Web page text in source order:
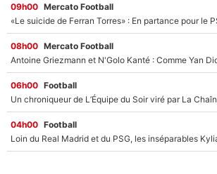
09h00 Mercato Football
08h00 Mercato Football
06h00 Football
04h00 Football